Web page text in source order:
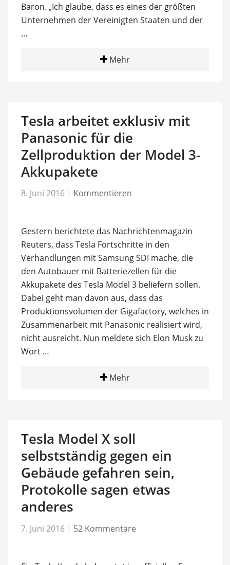
Baron. „Ich glaube, dass es eines der größten
Unternehmen der Vereinigten Staaten und der
…
Mehr
Tesla arbeitet exklusiv mit
Panasonic für die
Zellproduktion der Model 3-
Akkupakete
8. Juni 2016 | Kommentieren
Gestern berichtete das Nachrichtenmagazin
Reuters, dass Tesla Fortschritte in den
Verhandlungen mit Samsung SDI mache, die
den Autobauer mit Batteriezellen für die
Akkupakete des Tesla Model 3 beliefern sollen.
Dabei geht man davon aus, dass das
Produktionsvolumen der Gigafactory, welches in
Zusammenarbeit mit Panasonic realisiert wird,
nicht ausreicht. Nun meldete sich Elon Musk zu
Wort …
Mehr
Tesla Model X soll
selbstständig gegen ein
Gebäude gefahren sein,
Protokolle sagen etwas
anderes
7. Juni 2016 | 52 Kommentare